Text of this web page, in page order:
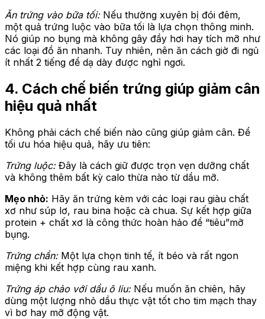
Ăn trứng vào bữa tối: Nếu thường xuyên bị đói đêm,
một quả trứng luộc vào bữa tối là lựa chọn thông minh.
Nó giúp no bụng mà không gây đầy hơi hay tích mỡ như
các loại đồ ăn nhanh. Tuy nhiên, nên ăn cách giờ đi ngủ
ít nhất 2 tiếng để dạ dày được nghỉ ngơi.
4. Cách chế biến trứng giúp giảm cân
hiệu quả nhất
Không phải cách chế biến nào cũng giúp giảm cân. Để
tối ưu hóa hiệu quả, hãy ưu tiên:
Trứng luộc:Đây là cách giữ được trọn vẹn dưỡng chất
và không thêm bất kỳ calo thừa nào từ dầu mỡ.
Mẹo nhỏ: Hãy ăn trứng kèm với các loại rau giàu chất
xơ như súp lơ, rau bina hoặc cà chua. Sự kết hợp giữa
protein + chất xơ là công thức hoàn hảo để “tiêu”mỡ
bụng.
Trứng chần:Một lựa chọn tinh tế, ít béo và rất ngon
miệng khi kết hợp cùng rau xanh.
Trứng áp chảo với dầu ô liu: Nếu muốn ăn chiên, hãy
dùng một lượng nhỏ dầu thực vật tốt cho tim mạch thay
vì bơ hay mỡ động vật.